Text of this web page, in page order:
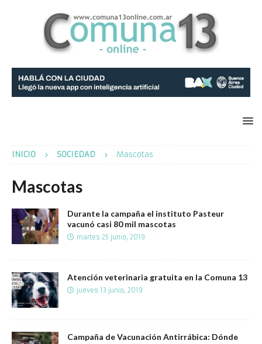
INICIO SOCIEDAD Mascotas
Mascotas
Durante la campaña el instituto Pasteur
vacunó casi 80 mil mascotas
martes 25 junio, 2019
Atención veterinaria gratuita en la Comuna 13
jueves 13 junio, 2019
Campaña de Vacunación Antirrábica: Dónde